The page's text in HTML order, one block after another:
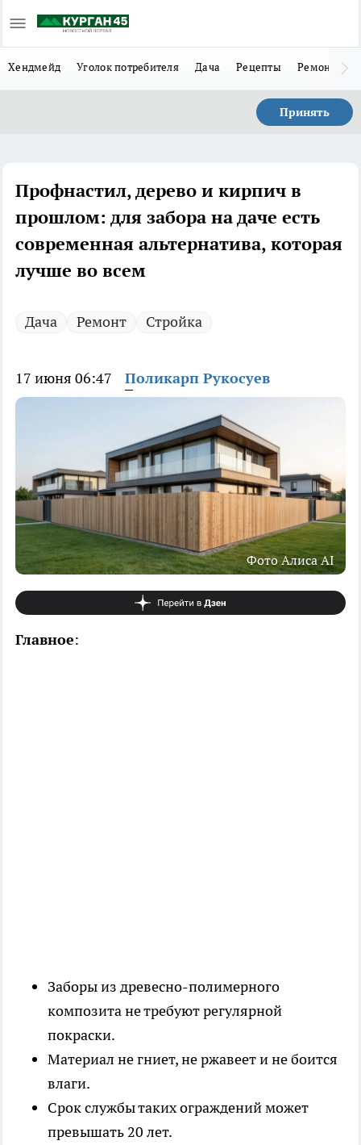
Хендмейд Уголок потребителя Дача Рецепты Ремонт
Принять
Профнастил, дерево и кирпич в
прошлом: для забора на даче есть
современная альтернатива, которая
лучше во всем
Дача Ремонт Стройка
17 июня 06:47 Поликарп Рукосуев
Фото Алиса AI
Главное:
Заборы из древесно-полимерного
композита не требуют регулярной
покраски.
Материал не гниет, не ржавеет и не боится
влаги.
Срок службы таких ограждений может
превышать 20 лет.